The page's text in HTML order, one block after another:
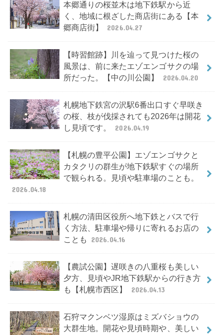
本郷通りの桜並木は地下鉄駅から近
く、地域に根ざした商店街にある【本
郷商店街】
2026.04.27
【時習館跡】川を辿って見つけた桜の
風景は、前に来たエゾエンゴサクの場
所だった。【中の川公園】
2026.04.20
札幌地下鉄宮の沢駅6番出口すぐ早咲き
の桜、枝が伐採されても2026年は開花
し見頃です。
2026.04.19
【札幌の豊平公園】エゾエンゴサクと
カタクリの群生が地下鉄駅すぐの場所
で観られる。見頃や駐車場のことも。
2026.04.18
札幌の清田区役所へ地下鉄とバスで行
く方法、駐車場や帰りに寄れるお店の
ことも
2026.04.16
【農試公園】遅咲きの八重桜も美しい
夕方、見頃やJR地下鉄駅からの行き方
も【札幌市西区】
2026.04.13
石狩マクンベツ湿原はミズバショウの
大群生地。開花や見頃時期や、美しい